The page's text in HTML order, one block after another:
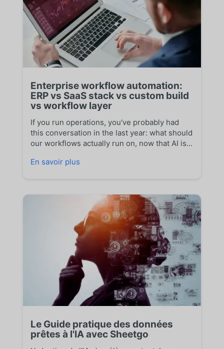
Enterprise workflow automation:
ERP vs SaaS stack vs custom build
vs workflow layer
If you run operations, you've probably had
this conversation in the last year: what should
our workflows actually run on, now that AI is...
En savoir plus
Le Guide pratique des données
prêtes à l'IA avec Sheetgo